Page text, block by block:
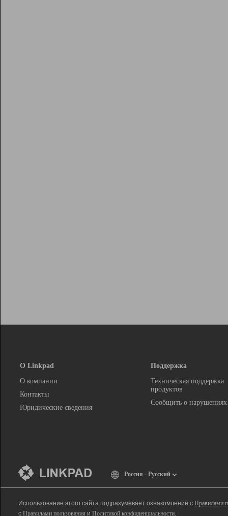
О Linkpad
О компании
Контакты
Юридические сведения
Поддержка
Техническая поддержка
продуктов
Сообщить о нарушениях
Россия - Русский
Использование этого сайта подразумевает ознакомление с Правилами
с Правилами пользования и Политикой конфиденциальности.